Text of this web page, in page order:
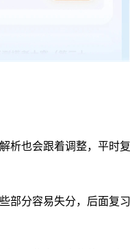
析也会跟着调整，平时
部分容易失分，后面复习